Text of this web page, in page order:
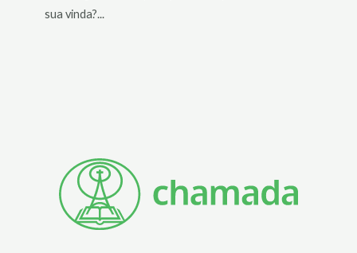
sua vinda?...